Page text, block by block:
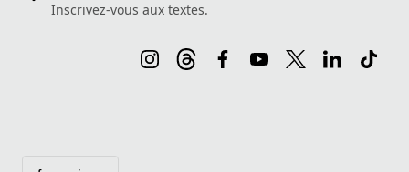
Inscrivez-vous aux textes.